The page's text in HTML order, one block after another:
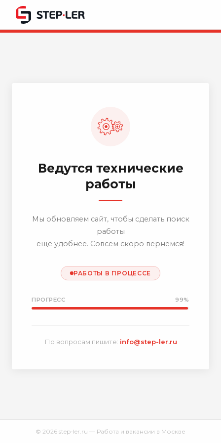
Ведутся технические
работы
Мы обновляем сайт, чтобы сделать поиск
работы
ещё удобнее. Совсем скоро вернёмся!
РАБОТЫ В ПРОЦЕССЕ
ПРОГРЕСС 99%
По вопросам пишите: info@step-ler.ru
© 2026 step-ler.ru — Работа и вакансии в Москве